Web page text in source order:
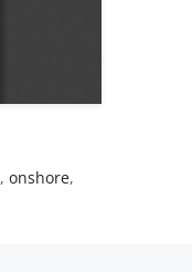
,onshore,